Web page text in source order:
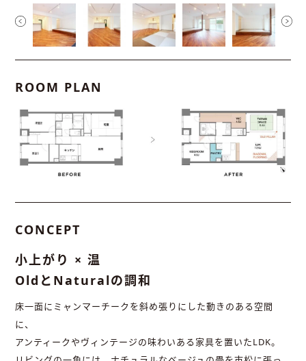
ROOM PLAN
CONCEPT
小上がり × 温
OldとNaturalの調和
床一面にミャンマーチークを斜め張りにした動きのある空間
に、
アンティークやヴィンテージの味わいある家具を置いたLDK。